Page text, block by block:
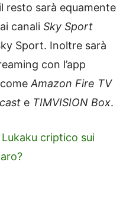
resto sarà equamente
ai canali Sky Sport
Sport. Inoltre sarà
con l’app
Amazon Fire TV
e TIMVISION Box.
Lukaku criptico sui